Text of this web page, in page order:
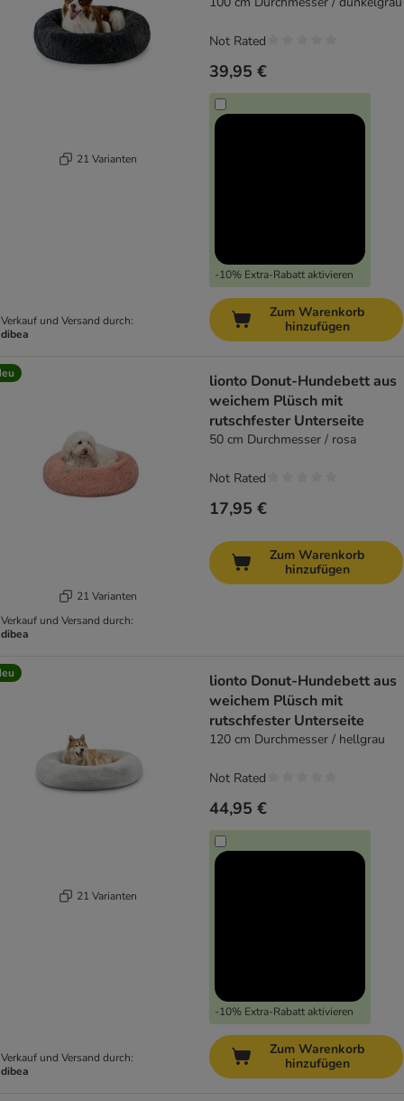
21 Varianten
Verkauf und Versand durch:
dibea
39,95 €
-10% Extra-Rabatt aktivieren
Not Rated
Zum Warenkorb
hinzufügen
21 Varianten
Verkauf und Versand durch:
dibea
lionto Donut-Hundebett aus
weichem Plüsch mit
rutschfester Unterseite
50 cm Durchmesser / rosa
17,95 €
Not Rated
Zum Warenkorb
hinzufügen
21 Varianten
Verkauf und Versand durch:
dibea
lionto Donut-Hundebett aus
weichem Plüsch mit
rutschfester Unterseite
120 cm Durchmesser / hellgrau
44,95 €
-10% Extra-Rabatt aktivieren
Not Rated
Zum Warenkorb
hinzufügen